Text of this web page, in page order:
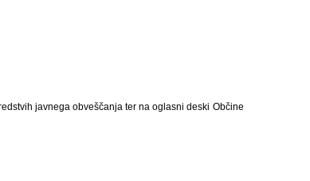
javnega obveščanja ter na oglasni deski Občine